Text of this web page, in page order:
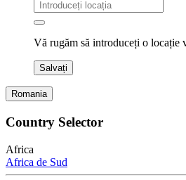
Vă rugăm să introduceți o locație
Salvați
Romania
Country Selector
Africa
Africa de Sud